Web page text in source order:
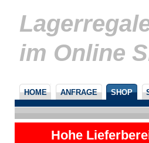
im Online
HOME ANFRAGE SHOP
Hohe